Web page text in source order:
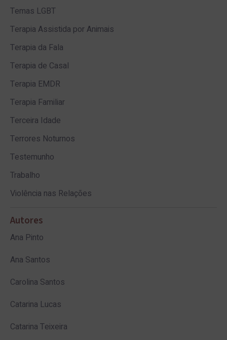
Temas LGBT
Terapia Assistida por Animais
Terapia da Fala
Terapia de Casal
Terapia EMDR
Terapia Familiar
Terceira Idade
Terrores Noturnos
Testemunho
Trabalho
Violência nas Relações
Autores
Ana Pinto
Ana Santos
Carolina Santos
Catarina Lucas
Catarina Teixeira